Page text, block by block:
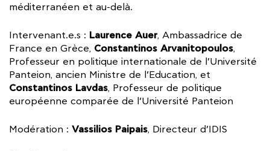
méditerranéen et au-delà.
Intervenant.e.s : Laurence Auer, Ambassadrice de
France en Grèce, Constantinos Arvanitopoulos,
Professeur en politique internationale de l’Université
Panteion, ancien Ministre de l’Education, et
Constantinos Lavdas, Professeur de politique
européenne comparée de l’Université Panteion
Modération : Vassilios Paipais, Directeur d’IDIS